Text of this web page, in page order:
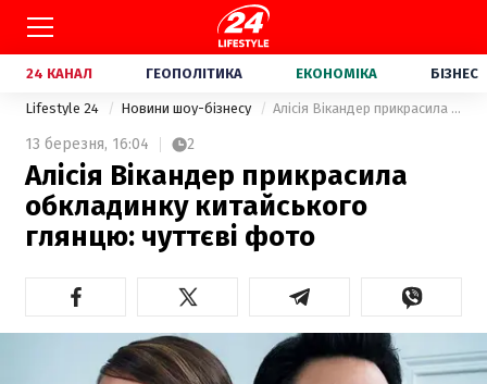
24 КАНАЛ ГЕОПОЛІТИКА ЕКОНОМІКА БІЗНЕС
Lifestyle 24 Новини шоу-бізнесу Алісія Вікандер прикрасила обкладинку китайського глянцю: чуттєві фото
13 березня, 16:04 2
Алісія Вікандер прикрасила
обкладинку китайського
глянцю: чуттєві фото